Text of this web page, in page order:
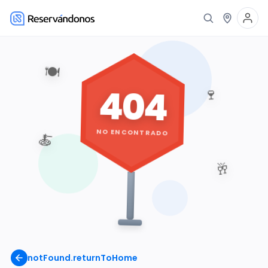
notFound.returnToHome
🍽️
🍷
🥂
🍝
404
NO ENCONTRADO